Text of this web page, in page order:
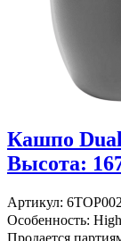
Кашпо Dual
Высота:
Артикул:
Особенность:
Продается